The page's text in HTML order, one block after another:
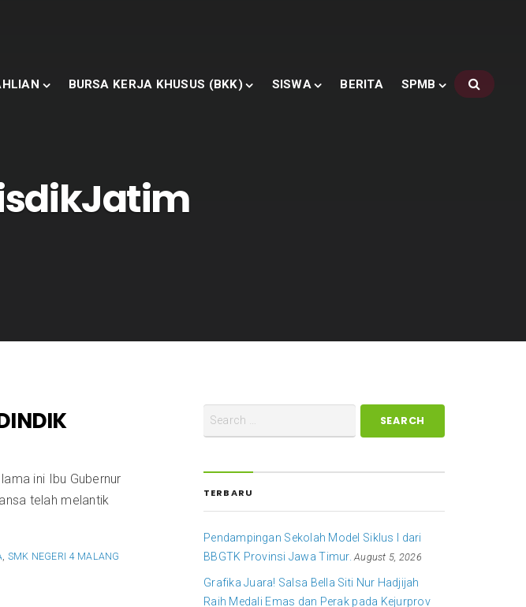
BURSA KERJA KHUSUS (BKK) SISWA BERITA SPMB
ini Ibu Gubernur
telah melantik
SMK NEGERI 4 MALANG
TERBARU
Pendampingan Sekolah Model Siklus I dari
BBGTK Provinsi Jawa Timur. August 5, 2026
Grafika Juara! Salsa Bella Siti Nur Hadjijah
Raih Medali Emas dan Perak pada Kejurprov